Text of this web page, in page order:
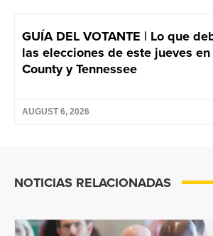
GUÍA DEL VOTANTE | Lo que
las elecciones de este jueves
County y Tennessee
AUGUST 6, 2026
NOTICIAS RELACIONADAS